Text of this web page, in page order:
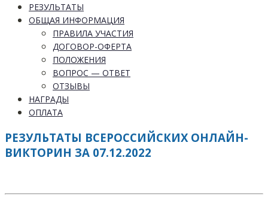
РЕЗУЛЬТАТЫ
ОБЩАЯ ИНФОРМАЦИЯ
ПРАВИЛА УЧАСТИЯ
ДОГОВОР-ОФЕРТА
ПОЛОЖЕНИЯ
ВОПРОС — ОТВЕТ
ОТЗЫВЫ
НАГРАДЫ
ОПЛАТА
РЕЗУЛЬТАТЫ ВСЕРОССИЙСКИХ ОНЛАЙН-
ВИКТОРИН ЗА 07.12.2022